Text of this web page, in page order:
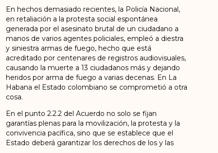
En hechos demasiado recientes, la Policía Nacional,
en retaliación a la protesta social espontánea
generada por el asesinato brutal de un ciudadano a
manos de varios agentes policiales, empleó a diestra
y siniestra armas de fuego, hecho que está
acreditado por centenares de registros audiovisuales,
causando la muerte a 13 ciudadanos más y dejando
heridos por arma de fuego a varias decenas. En La
Habana el Estado colombiano se comprometió a otra
cosa.
En el punto 2.2.2 del Acuerdo no solo se fijan
garantías plenas para la movilización, la protesta y la
convivencia pacífica, sino que se establece que el
Estado deberá garantizar los derechos de los y las